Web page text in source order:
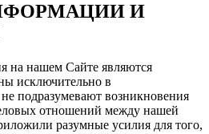
И
на нашем Сайте являются
исключительно в
подразумевают возникновения
отношений между нашей
разумные усилия для того,